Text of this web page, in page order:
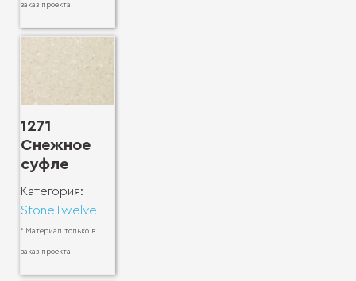
заказ проекта
1271
Снежное
суфле
Категория:
StoneTwelve
* Материал только в
заказ проекта